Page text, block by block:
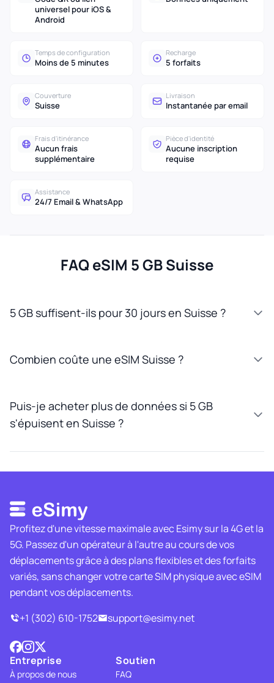
universel pour iOS &
Android
Temps de configuration
Moins de 5 minutes
Recharge
5 forfaits
Couverture
Suisse
Livraison
Instantanée par email
Frais d'itinérance
Aucun frais
supplémentaire
Pièce d'identité
Aucune inscription
requise
Assistance
24/7 Email & WhatsApp
FAQ eSIM 5 GB Suisse
5 GB suffisent-ils pour 30 jours en Suisse ?
Combien coûte une eSIM Suisse ?
Puis-je acheter plus de données si 5 GB
s'épuisent en Suisse ?
Profitez d'une vitesse maximale avec Esimy sur la 4G et la
5G. Passez d'un opérateur à l'autre au cours de vos
déplacements grâce à des plans flexibles et des forfaits
variés, sans changer votre carte SIM physique avec eSIM
pendant vos déplacements.
+1 (302) 610-1752
support@esimy.net
Entreprise
À propos de nous
Soutien
FAQ